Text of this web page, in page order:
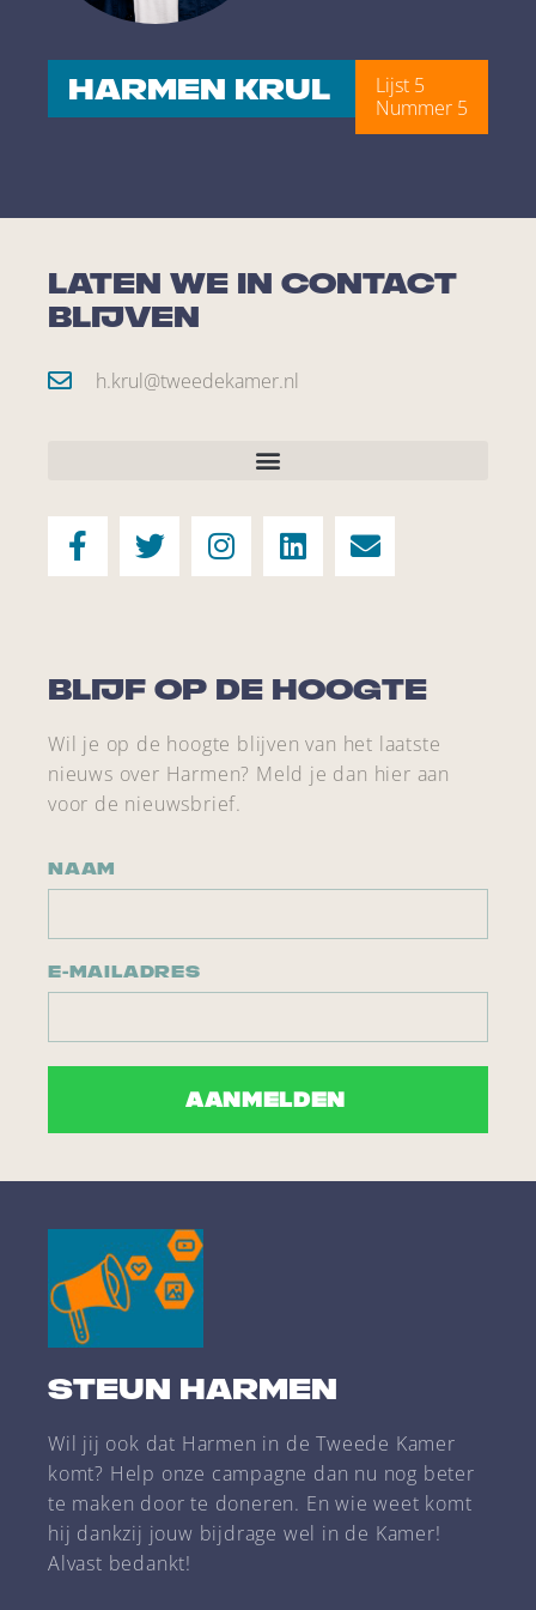
Harmen Krul
Lijst 5
Nummer 5
Laten we in contact
blijven
h.krul@tweedekamer.nl
Blijf op de hoogte
Wil je op de hoogte blijven van het laatste
nieuws over Harmen? Meld je dan hier aan
voor de nieuwsbrief.
NAAM
E-MAILADRES
AANMELDEN
Steun Harmen
Wil jij ook dat Harmen in de Tweede Kamer
komt? Help onze campagne dan nu nog beter
te maken door te doneren. En wie weet komt
hij dankzij jouw bijdrage wel in de Kamer!
Alvast bedankt!